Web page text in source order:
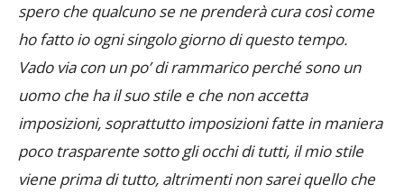
spero che qualcuno se ne prenderà cura così come
ho fatto io ogni singolo giorno di questo tempo.
Vado via con un po’ di rammarico perché sono un
uomo che ha il suo stile e che non accetta
imposizioni, soprattutto imposizioni fatte in maniera
poco trasparente sotto gli occhi di tutti, il mio stile
viene prima di tutto, altrimenti non sarei quello che